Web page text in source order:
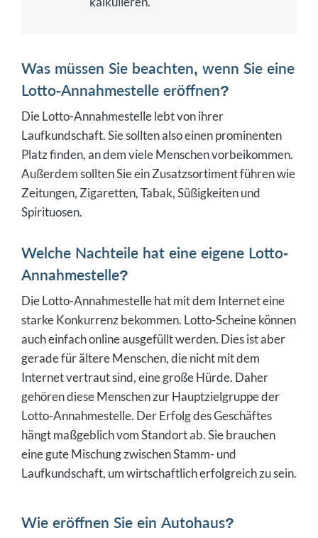
Was müssen Sie beachten, wenn Sie eine
Lotto-Annahmestelle eröffnen?
Die Lotto-Annahmestelle lebt von ihrer
Laufkundschaft. Sie sollten also einen prominenten
Platz finden, an dem viele Menschen vorbeikommen.
Außerdem sollten Sie ein Zusatzsortiment führen wie
Zeitungen, Zigaretten, Tabak, Süßigkeiten und
Spirituosen.
Welche Nachteile hat eine eigene Lotto-
Annahmestelle?
Die Lotto-Annahmestelle hat mit dem Internet eine
starke Konkurrenz bekommen. Lotto-Scheine können
auch einfach online ausgefüllt werden. Dies ist aber
gerade für ältere Menschen, die nicht mit dem
Internet vertraut sind, eine große Hürde. Daher
gehören diese Menschen zur Hauptzielgruppe der
Lotto-Annahmestelle. Der Erfolg des Geschäftes
hängt maßgeblich vom Standort ab. Sie brauchen
eine gute Mischung zwischen Stamm- und
Laufkundschaft, um wirtschaftlich erfolgreich zu sein.
Wie eröffnen Sie ein Autohaus?